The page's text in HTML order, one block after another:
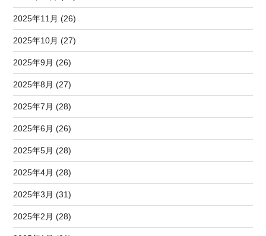
2025年11月 (26)
2025年10月 (27)
2025年9月 (26)
2025年8月 (27)
2025年7月 (28)
2025年6月 (26)
2025年5月 (28)
2025年4月 (28)
2025年3月 (31)
2025年2月 (28)